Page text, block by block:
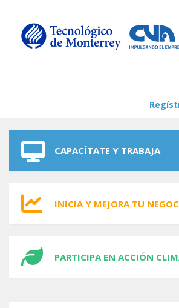
CAPACÍTATE Y TRABAJA
INICIA Y MEJORA TU
PARTICIPA EN ACCIÓN